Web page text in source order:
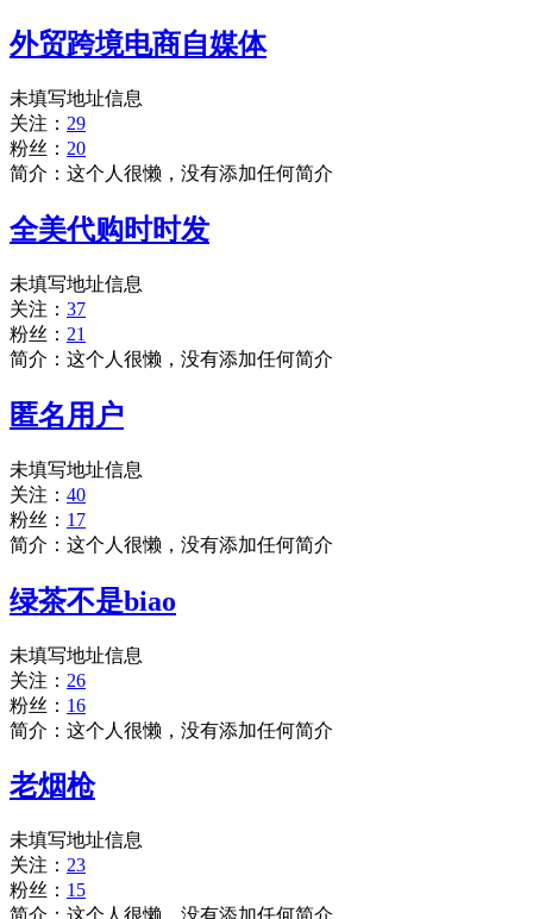
外贸跨境电商自媒体
未填写地址信息
关注： 29
粉丝： 20
简介：这个人很懒，没有添加任何简介
全美代购时时发
未填写地址信息
关注： 37
粉丝： 21
简介：这个人很懒，没有添加任何简介
匿名用户
未填写地址信息
关注： 40
粉丝： 17
简介：这个人很懒，没有添加任何简介
绿茶不是biao
未填写地址信息
关注： 26
粉丝： 16
简介：这个人很懒，没有添加任何简介
老烟枪
未填写地址信息
关注： 23
粉丝： 15